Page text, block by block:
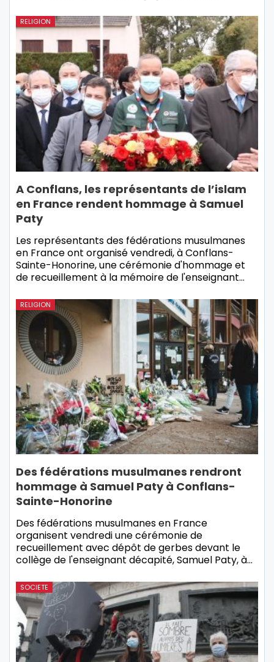
RELIGION
A Conflans, les représentants de l’islam
en France rendent hommage à Samuel
Paty
Les représentants des fédérations musulmanes
en France ont organisé vendredi, à Conflans-
Sainte-Honorine, une cérémonie d'hommage et
de recueillement à la mémoire de l'enseignant…
RELIGION
Des fédérations musulmanes rendront
hommage à Samuel Paty à Conflans-
Sainte-Honorine
Des fédérations musulmanes en France
organisent vendredi une cérémonie de
recueillement avec dépôt de gerbes devant le
collège de l'enseignant décapité, Samuel Paty, à…
SOCIETE